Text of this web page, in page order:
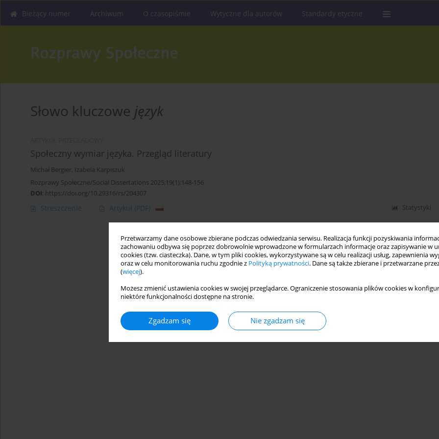
Przetwarzamy dane osobowe zbierane podczas odwiedzania serwisu. Realizacja funkcji pozyskiwania
zachowaniu odbywa się poprzez dobrowolnie wprowadzone w formularzach informacje oraz zapisywanie w
cookies (tzw. ciasteczka). Dane, w tym pliki cookies, wykorzystywane są w celu realizacji usług, zapewnienia
oraz w celu monitorowania ruchu zgodnie z Polityką prywatności. Dane są także zbierane i przetwarzane
(więcej).
Możesz zmienić ustawienia cookies w swojej przeglądarce. Ograniczenie stosowania plików cookies w
niektóre funkcjonalności dostępne na stronie.
Zgadzam się Nie zgadzam się
Bieżący numer Archiwum O czasopiśmie Wytyczne dla autorów Standardy etyczne
Słowo kluczowe język
Społeczny wymiar języka. Przegląd literatury
Michał Bergier, Izabela Karpiszuk
Rozprawy Społeczne/Social Dissertations 2025;19(1):148-156
DOI: https://doi.org/10.29316/rs/204307
Streszczenie Artykuł (PDF) Statystyki